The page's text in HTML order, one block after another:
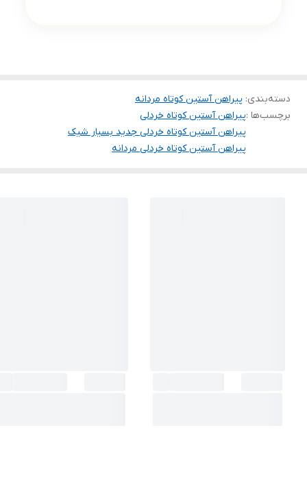
دسته‌بندی: پیراهن آستین کوتاه مردانه
برچسب‌ها :پیراهن آستین کوتاه خردلی
پیراهن آستین کوتاه خردلی جدید بسیار شیک
پیراهن آستین کوتاه خردلی مردانه